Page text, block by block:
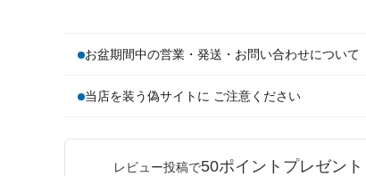
お盆期間中の営業・発送・お問い合わせについて
当店を装う偽サイトに ご注意ください
レビュー投稿で50ポイントプレゼント